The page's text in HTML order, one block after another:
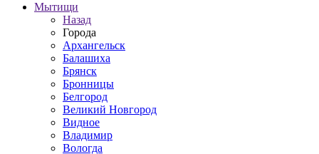
Мытищи
Назад
Города
Архангельск
Балашиха
Брянск
Бронницы
Белгород
Великий Новгород
Видное
Владимир
Вологда